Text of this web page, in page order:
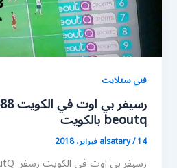
فني ستلايت
beoutq بالكويت
alsatary/14 فبراير، 2018